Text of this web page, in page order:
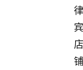
律
宾
店
铺